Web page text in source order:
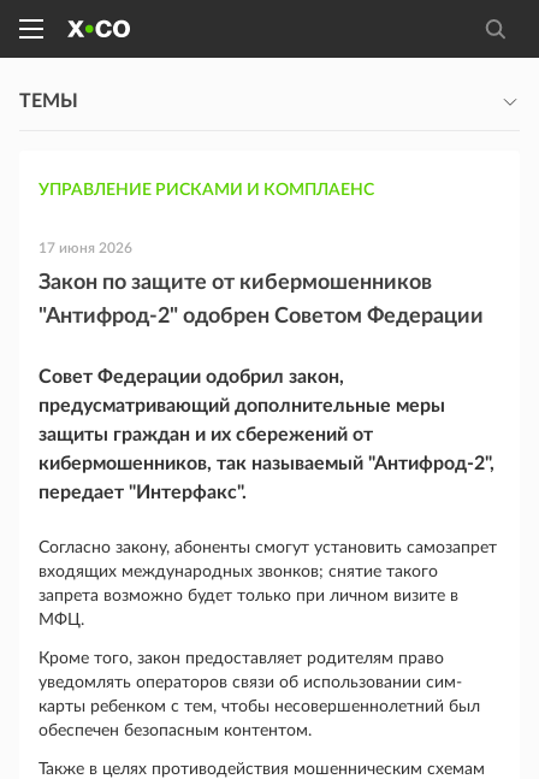
ТЕМЫ
УПРАВЛЕНИЕ РИСКАМИ И КОМПЛАЕНС
17 июня 2026
Закон по защите от кибермошенников
"Антифрод-2" одобрен Советом Федерации
Совет Федерации одобрил закон,
предусматривающий дополнительные меры
защиты граждан и их сбережений от
кибермошенников, так называемый "Антифрод-2",
передает "Интерфакс".
Согласно закону, абоненты смогут установить самозапрет
входящих международных звонков; снятие такого
запрета возможно будет только при личном визите в
МФЦ.
Кроме того, закон предоставляет родителям право
уведомлять операторов связи об использовании сим-
карты ребенком с тем, чтобы несовершеннолетний был
обеспечен безопасным контентом.
Также в целях противодействия мошенническим схемам